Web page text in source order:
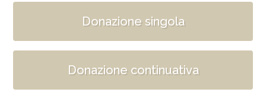
Donazione singola
Donazione continuativa